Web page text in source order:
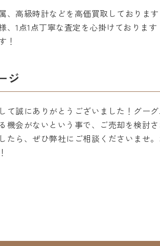
、高級時計などを高価買取しておりま
1点1点丁寧な査定を心掛けておりま
！
ジ
誠にありがとうございました！グー
機会がないという事で、ご売却を検討
たら、ぜひ弊社にご相談くださいませ